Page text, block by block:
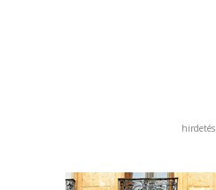
hirdetés